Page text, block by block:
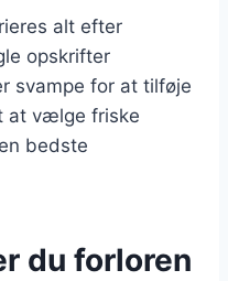
alt efter
opskrifter
svampe for at tilføje
at vælge friske
bedste
du forloren